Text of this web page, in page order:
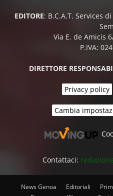
EDITORE: B.C.A.T. Services
Via E. de Amicis
P.IVA:
DIRETTORE
Privacy policy
Cambia
Contattaci:
News Genoa Editoriali